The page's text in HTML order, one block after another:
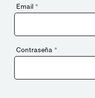
Email *
Contraseña *